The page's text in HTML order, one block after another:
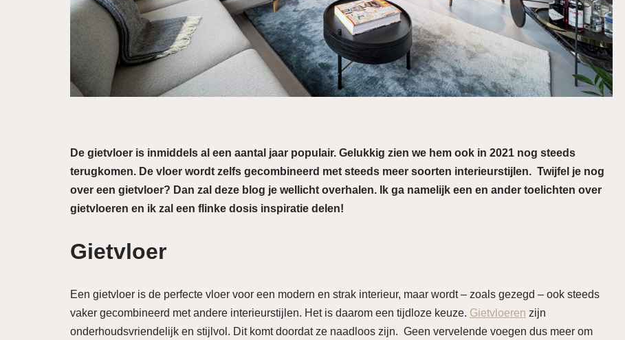
De gietvloer is inmiddels al een aantal jaar populair. Gelukkig zien we hem ook in 2021 nog steeds
terugkomen. De vloer wordt zelfs gecombineerd met steeds meer soorten interieurstijlen. Twijfel je nog
over een gietvloer? Dan zal deze blog je wellicht overhalen. Ik ga namelijk een en ander toelichten over
gietvloeren en ik zal een flinke dosis inspiratie delen!
Gietvloer
Een gietvloer is de perfecte vloer voor een modern en strak interieur, maar wordt – zoals gezegd – ook steeds
vaker gecombineerd met andere interieurstijlen. Het is daarom een tijdloze keuze. Gietvloeren zijn
onderhoudsvriendelijk en stijlvol. Dit komt doordat ze naadloos zijn. Geen vervelende voegen dus meer om